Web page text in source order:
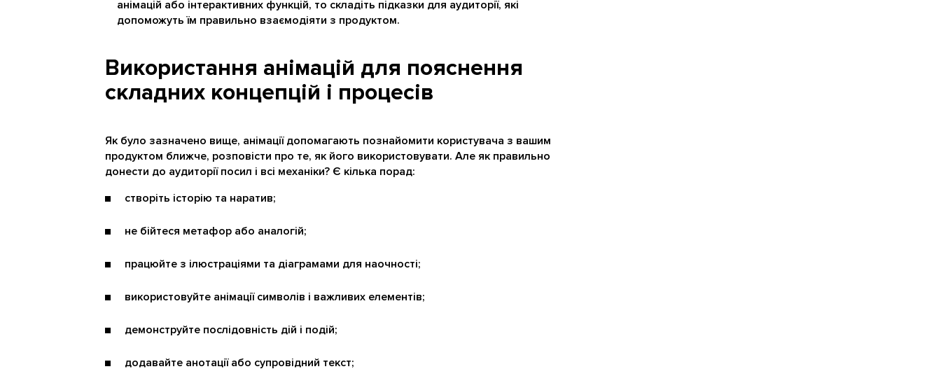
анімацій або інтерактивних функцій, то складіть підказки для аудиторії, які
допоможуть їм правильно взаємодіяти з продуктом.
Використання анімацій для пояснення
складних концепцій і процесів
Як було зазначено вище, анімації допомагають познайомити користувача з вашим
продуктом ближче, розповісти про те, як його використовувати. Але як правильно
донести до аудиторії посил і всі механіки? Є кілька порад:
створіть історію та наратив;
не бійтеся метафор або аналогій;
працюйте з ілюстраціями та діаграмами для наочності;
використовуйте анімації символів і важливих елементів;
демонструйте послідовність дій і подій;
додавайте анотації або супровідний текст;